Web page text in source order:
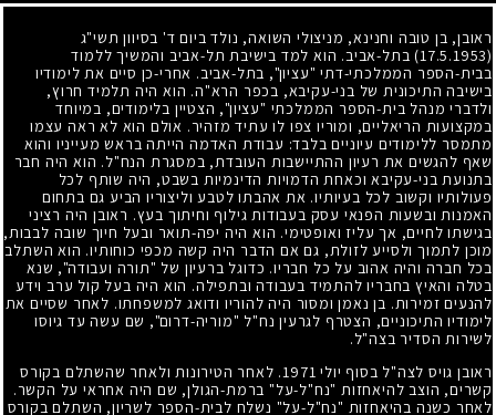
ראובן, בן טובה וחנינא, מניצולי השואה, נולד ביום ד' בסיוון תשי"ג
(17.5.1953)
בתל-אביב. הוא למד בישיבת תל-אביב והמשיך ללמוד
בבית-הספר הממלכתי-דתי "עציון", בתל-אביב. אחרי-כן סיים את לימודיו
בישיבה התיכונית של בני-עקיבא, בכפר הרא"ה. הוא היה תלמיד חרוץ,
ולדברי מנהל בית-הספר הממלכתי "עציון", הצטיין בלימודים, במיוחד
במקצועות הריאליים, ומוריו צפו לו עתיד מזהיר. אולם הוא לא ראה עצמו
מתמסר ללימודים עיוניים בלבד: עבודת האדמה הייתה בראש מעייניו והוא
שאף להגשים את רעיון ההתיישבות העובדת, במסגרת הנח"ל. הוא היה חבר
בתנועת בני-עקיבא וכאחת הדמויות הדינמיות בשבט, היה שותף לכל
פעולותיו וקשוב לכל בעיותיו. את אהבתו לטבע וליצוריו הביע גם בתחום
האמנות ובשעות הפנאי עסק בעבודות גילוף וחיתוך בעץ. ראובן היה רציני
בגישתו לחיים, אך עליז ואופטימי. הוא היה יפה-תואר ובעל חיוך שובה לבבות,
מוכן לתמוך ולסייע לזולת, גם אם הדבר היה קשה מכפי כוחותיו. הוא השתלב
בכל חברה והיה אהוב על כל חבריו. כדוגל ברעיון של "תורה ועבודה", שנא
בטלה והאיץ בחבריו להתמיד בעבודה ובתפילה. הוא היה בעל קול ערב וידע
להנעים זמירות. בן נאמן ומסור היה להוריו ודואג למשפחתו. לאחר שסיים את
לימודיו התיכוניים, הצטרף לגרעין נח"ל "מוריה-דרום", שם עשה עד גיוסו
לשירות הסדיר בצה"ל.
ראובן גויס לצה"ל בסוף יולי 1971. לאחר הטירונות ולאחר שהשתלם בקורס
קשרים, הוצב להיאחזות "נח"ל-על" ברמת-הגולן, שם היה אחראי על הקשר.
לאחר כשנה בהיאחזות "נח"ל-על" נשלח לבית-הספר לשריון, השתלם בקורס